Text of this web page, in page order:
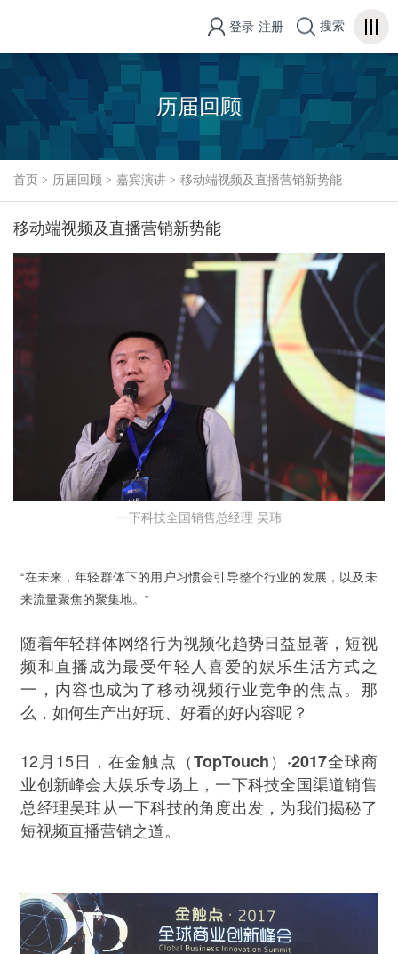
登录 注册 搜索
历届回顾
首页 > 历届回顾 > 嘉宾演讲 > 移动端视频及直播营销新势能
移动端视频及直播营销新势能
一下科技全国销售总经理 吴玮
“在未来，年轻群体下的用户习惯会引导整个行业的发展，以及未
来流量聚焦的聚集地。”
随着年轻群体网络行为视频化趋势日益显著，短视
频和直播成为最受年轻人喜爱的娱乐生活方式之
一，内容也成为了移动视频行业竞争的焦点。那
么，如何生产出好玩、好看的好内容呢？
12 月 15 日，在金触点（ TopTouch ） ·2017全球商
业创新峰会大娱乐专场上，一下科技全国渠道销售
总经理吴玮从一下科技的角度出发，为我们揭秘了
短视频直播营销之道。